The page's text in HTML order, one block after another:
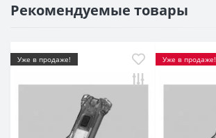
Рекомендуемые товары
Уже в продаже! Уже в продаже!